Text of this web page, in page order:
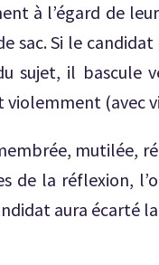
à l’égard de
sac. Si le
sujet, il bascule
violemment (avec
mutilée,
de la réflexion,
aura écarté